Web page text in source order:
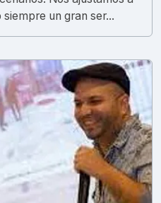
un gran ser...